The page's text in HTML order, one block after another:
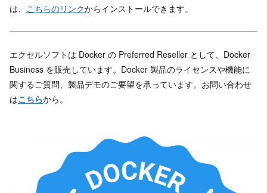
は、 こちらのリンクからインストールできます。
エクセルソフトは Docker の Preferred Reseller として、Docker
Business を販売しています。Docker 製品のライセンスや機能に
関するご質問、製品デモのご要望を承っています。お問い合わせ
はこちらから。